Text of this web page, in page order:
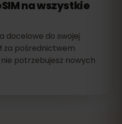
na wszystkie
docelowe do swojej
za pośrednictwem
potrzebujesz nowych